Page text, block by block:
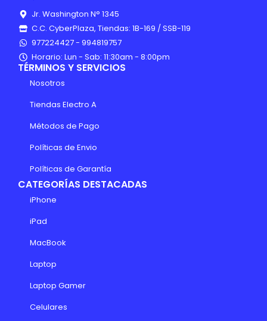
Jr. Washington N° 1345
C.C. CyberPlaza, Tiendas: 1B-169 / SSB-119
977224427 - 994819757
Horario: Lun - Sab: 11:30am - 8:00pm
TÉRMINOS Y SERVICIOS
Nosotros
Tiendas Electro A
Métodos de Pago
Políticas de Envio
Políticas de Garantía
CATEGORÍAS DESTACADAS
iPhone
iPad
MacBook
Laptop
Laptop Gamer
Celulares